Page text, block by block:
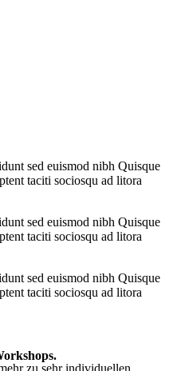
sed euismod nibh Quisque
taciti sociosqu ad litora
sed euismod nibh Quisque
taciti sociosqu ad litora
sed euismod nibh Quisque
taciti sociosqu ad litora
zu sehr individuellen